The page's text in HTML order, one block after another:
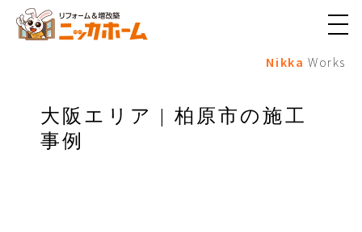
メ
ュ
Nikka Works
大阪エリア | 柏原市の施工
事例